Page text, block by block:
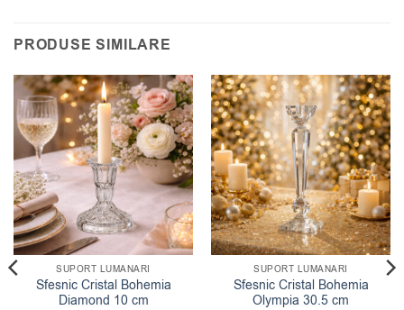
PRODUSE SIMILARE
SUPORT LUMANARI
Sfesnic Cristal Bohemia
Diamond 10 cm
SUPORT LUMANARI
Sfesnic Cristal Bohemia
Olympia 30.5 cm